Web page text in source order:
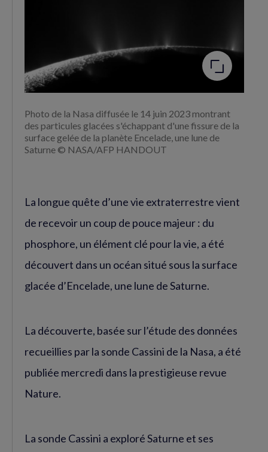
l'image
Photo de la Nasa diffusée le 14 juin 2023 montrant
des particules glacées s'échappant d'une fissure de la
surface gelée de la planète Encelade, une lune de
Saturne © NASA/AFP HANDOUT
La longue quête d’une vie extraterrestre vient
de recevoir un coup de pouce majeur : du
phosphore, un élément clé pour la vie, a été
découvert dans un océan situé sous la surface
glacée d’Encelade, une lune de Saturne.
La découverte, basée sur l’étude des données
recueillies par la sonde Cassini de la Nasa, a été
publiée mercredi dans la prestigieuse revue
Nature.
La sonde Cassini a exploré Saturne et ses